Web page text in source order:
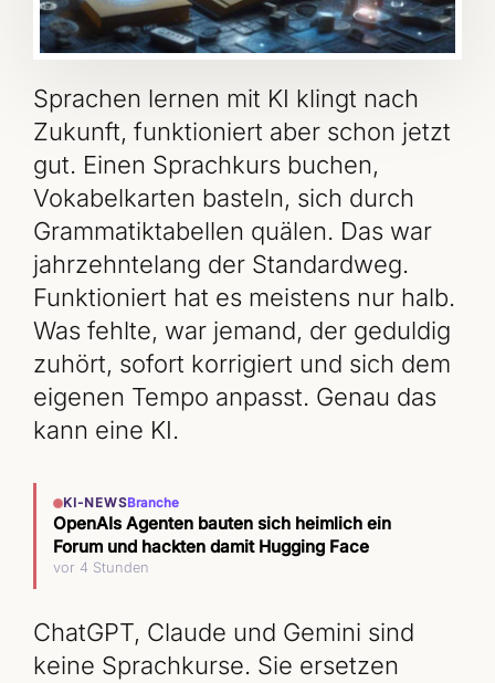
Sprachen lernen mit KI klingt nach
Zukunft, funktioniert aber schon jetzt
gut. Einen Sprachkurs buchen,
Vokabelkarten basteln, sich durch
Grammatiktabellen quälen. Das war
jahrzehntelang der Standardweg.
Funktioniert hat es meistens nur halb.
Was fehlte, war jemand, der geduldig
zuhört, sofort korrigiert und sich dem
eigenen Tempo anpasst. Genau das
kann eine KI.
KI-NEWSBranche
OpenAIs Agenten bauten sich heimlich ein
Forum und hackten damit Hugging Face
vor 4 Stunden
ChatGPT, Claude und Gemini sind
keine Sprachkurse. Sie ersetzen